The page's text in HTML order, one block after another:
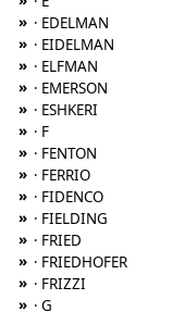
» · EDELMAN
» · EIDELMAN
» · ELFMAN
» · EMERSON
» · ESHKERI
» · F
» · FENTON
» · FERRIO
» · FIDENCO
» · FIELDING
» · FRIED
» · FRIEDHOFER
» · FRIZZI
» · G